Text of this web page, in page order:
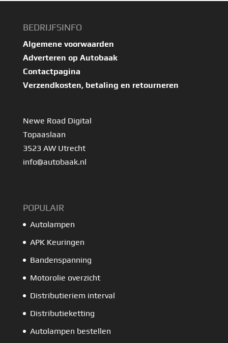
BEDRIJFSINFO
Algemene voorwaarden
Adverteren op Autobaak
Contactpagina
Verzendkosten, betaling en retourneren
Newe Road Digital
Topaaslaan
3523 AW Utrecht
info@autobaak.nl
POPULAIR
Autolampen
APK Keuringen
Bandenspanning
Motorolie overzicht
Distributieriem interval
Distributieketting
Autolampen bestellen